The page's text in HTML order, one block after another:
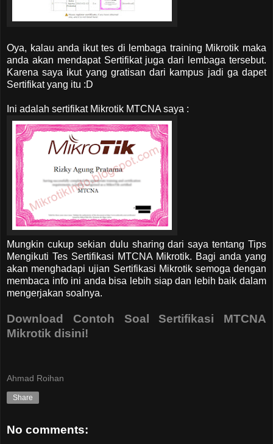
Oya, kalau anda ikut tes di lembaga training Mikrotik maka
anda akan mendapat Sertifikat juga dari lembaga tersebut.
Karena saya ikut yang gratisan dari kampus jadi ga dapet
Sertifikat yang itu :D
Ini adalah sertifikat Mikrotik MTCNA saya :
Mungkin cukup sekian dulu sharing dari saya tentang Tips
Mengikuti Tes Sertifikasi MTCNA Mikrotik. Bagi anda yang
akan menghadapi ujian Sertifikasi Mikrotik semoga dengan
membaca info ini anda bisa lebih siap dan lebih baik dalam
mengerjakan soalnya.
Download Contoh Soal Sertifikasi MTCNA
Mikrotik disini!
Ahmad Roihan
Share
No comments: